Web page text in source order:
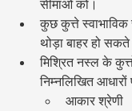
सीमाओं को।
कुछ कुत्ते
थोड़ा बाहर हो
मिश्रित नस्ल के
निम्नलिखित आधारों
आकार श्रेणी